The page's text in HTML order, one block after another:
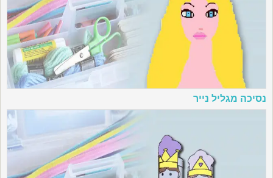
נסיכה מגליל נייר